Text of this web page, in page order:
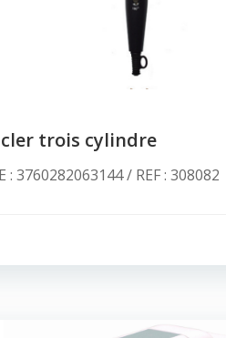
trois cylindre
: 3760282063144 / REF : 308082